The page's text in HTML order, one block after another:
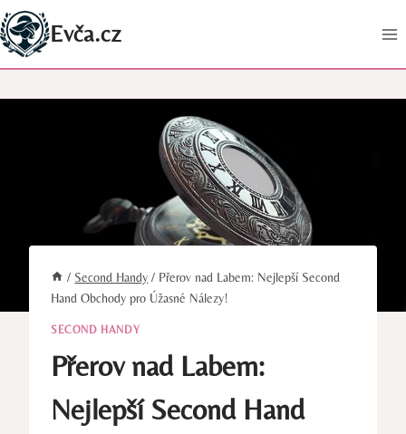
Přeskočit
na
obsah
Evča.cz
/ Second Handy / Přerov nad Labem: Nejlepší Second
Hand Obchody pro Úžasné Nálezy!
SECOND HANDY
Přerov nad Labem:
Nejlepší Second Hand